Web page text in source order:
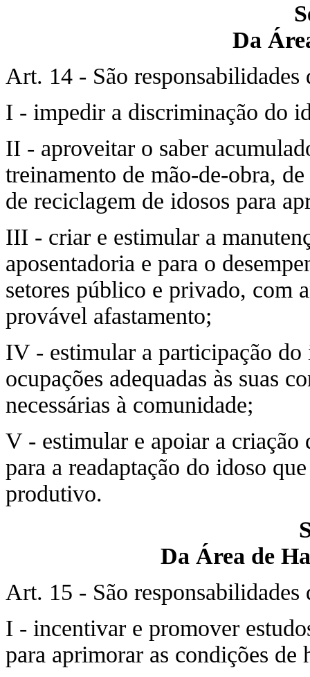
Da
Art. 14 - São responsabilidades
I - impedir a discriminação do
II - aproveitar o saber
treinamento de mão-de-obra,
de reciclagem de idosos para
III - criar e estimular a
aposentadoria e para o
setores público e privado, com
provável afastamento;
IV - estimular a participação
ocupações adequadas às suas
necessárias à comunidade;
V - estimular e apoiar a criação
para a readaptação do idoso
produtivo.
Da Área de
Art. 15 - São responsabilidades
I - incentivar e promover
para aprimorar as condições de